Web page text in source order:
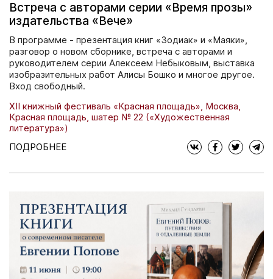
Встреча с авторами серии «Время прозы»
издательства «Вече»
В программе - презентация книг «Зодиак» и «Маяки»,
разговор о новом сборнике, встреча с авторами и
руководителем серии Алексеем Небыковым, выставка
изобразительных работ Алисы Бошко и многое другое.
Вход свободный.
XII книжный фестиваль «Красная площадь», Москва,
Красная площадь, шатер № 22 («Художественная
литература»)
ПОДРОБНЕЕ